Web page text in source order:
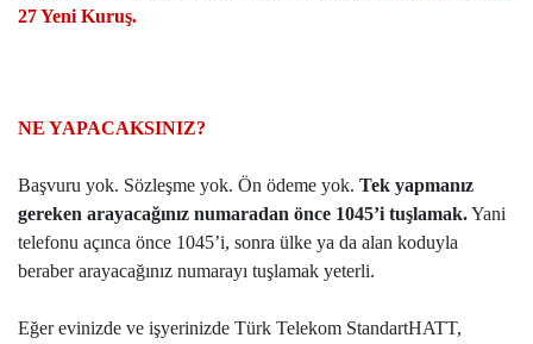
27 Yeni Kuruş.
NE YAPACAKSINIZ?
Başvuru yok. Sözleşme yok. Ön ödeme yok. Tek yapmanız
gereken arayacağınız numaradan önce 1045’i tuşlamak.Yani
telefonu açınca önce 1045’i, sonra ülke ya da alan koduyla
beraber arayacağınız numarayı tuşlamak yeterli.
Eğer evinizde ve işyerinizde Türk Telekom StandartHATT,